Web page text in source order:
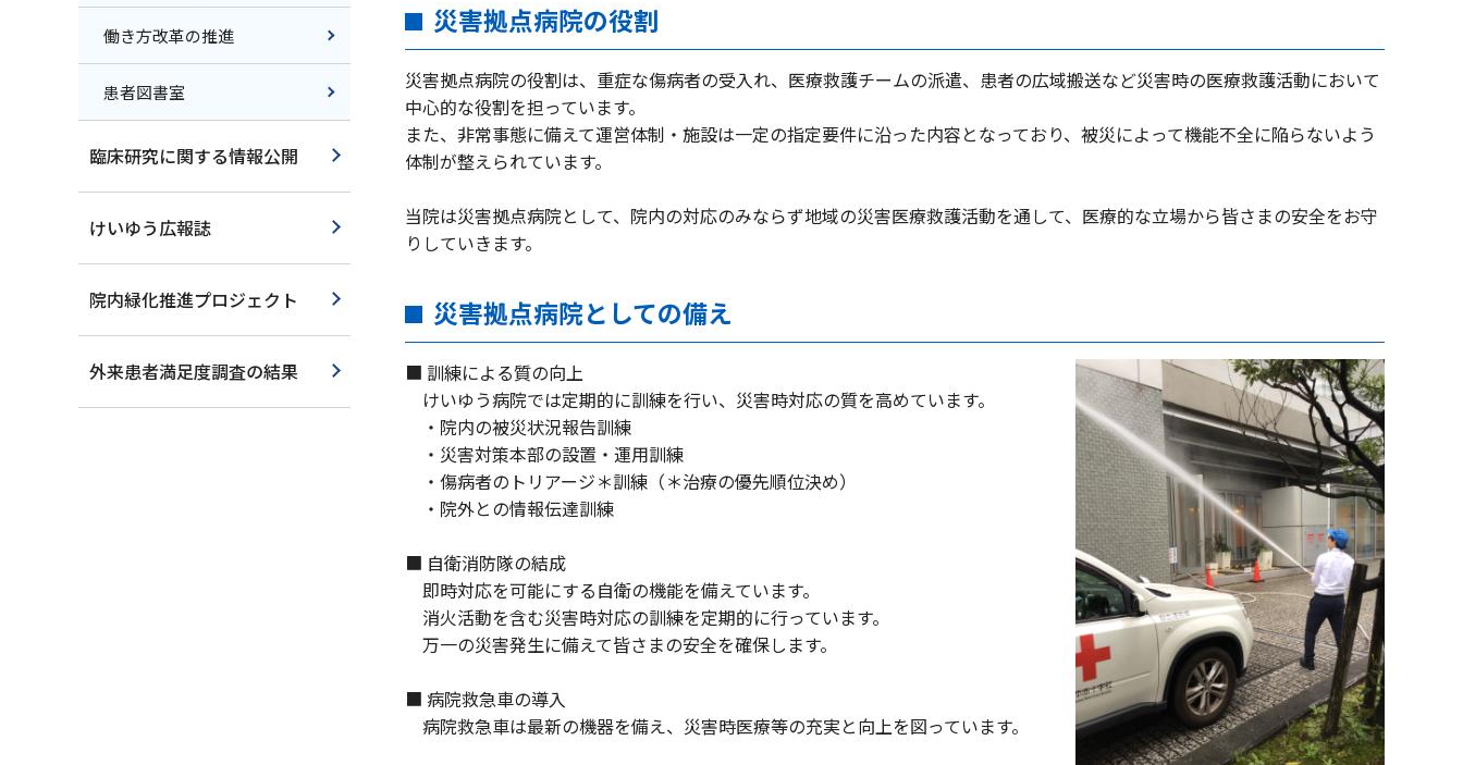
災害拠点病院の役割
災害拠点病院の役割は、重症な傷病者の受入れ、医療救護チームの派遣、患者の広域搬送など災害時の医療救護活動において
中心的な役割を担っています。
また、非常事態に備えて運営体制・施設は一定の指定要件に沿った内容となっており、被災によって機能不全に陥らないよう
体制が整えられています。
当院は災害拠点病院として、院内の対応のみならず地域の災害医療救護活動を通して、医療的な立場から皆さまの安全をお守
りしていきます。
災害拠点病院としての備え
■ 訓練による質の向上
けいゆう病院では定期的に訓練を行い、災害時対応の質を高めています。
・院内の被災状況報告訓練
・災害対策本部の設置・運用訓練
・傷病者のトリアージ＊訓練（＊治療の優先順位決め）
・院外との情報伝達訓練
■ 自衛消防隊の結成
即時対応を可能にする自衛の機能を備えています。
消火活動を含む災害時対応の訓練を定期的に行っています。
万一の災害発生に備えて皆さまの安全を確保します。
■ 病院救急車の導入
病院救急車は最新の機器を備え、災害時医療等の充実と向上を図っています。
働き方改革の推進
患者図書室
臨床研究に関する情報公開
けいゆう広報誌
院内緑化推進プロジェクト
外来患者満足度調査の結果